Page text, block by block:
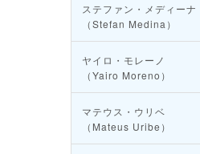
ステファン・メディーナ
（Stefan Medina）
ヤイロ・モレーノ
（Yairo Moreno）
マテウス・ウリベ
（Mateus Uribe）